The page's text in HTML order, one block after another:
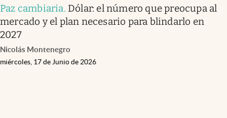
Paz cambiaria. Dólar: el número que preocupa al
mercado y el plan necesario para blindarlo en
2027
Nicolás Montenegro
miércoles, 17 de Junio de 2026